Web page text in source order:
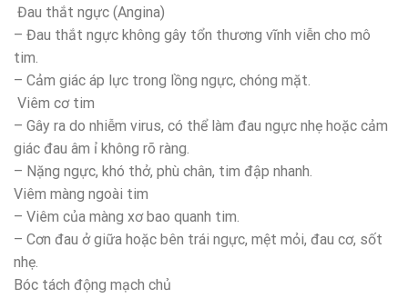
Đau thắt ngực (Angina)
– Đau thắt ngực không gây tổn thương vĩnh viễn cho mô
tim.
– Cảm giác áp lực trong lồng ngực, chóng mặt.
Viêm cơ tim
– Gây ra do nhiễm virus, có thể làm đau ngực nhẹ hoặc cảm
giác đau âm ỉ không rõ ràng.
– Nặng ngực, khó thở, phù chân, tim đập nhanh.
Viêm màng ngoài tim
– Viêm của màng xơ bao quanh tim.
– Cơn đau ở giữa hoặc bên trái ngực, mệt mỏi, đau cơ, sốt
nhẹ.
Bóc tách động mạch chủ